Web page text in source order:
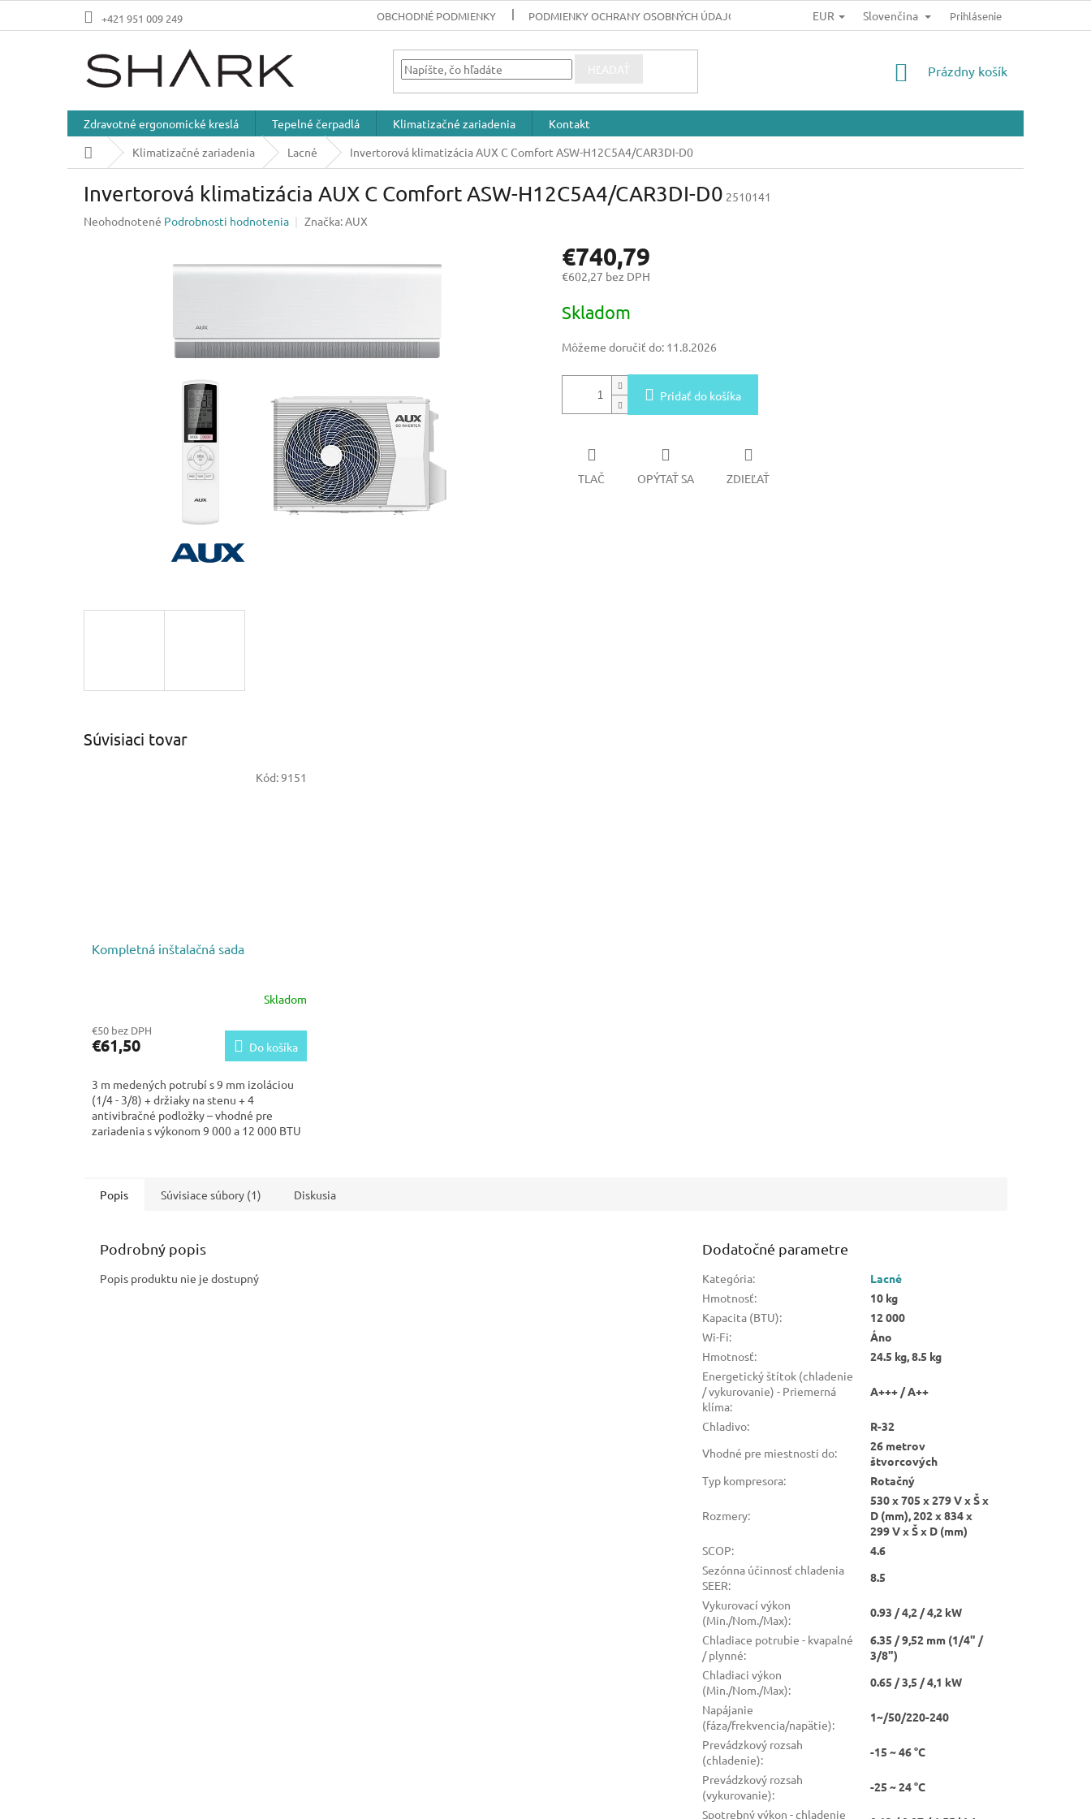
+421 951 009 249 OBCHODNÉ PODMIENKY PODMIENKY OCHRANY OSOBNÝCH ÚDAJOV EUR Slovenčina Prihlásenie
NÁKUPNÝ
Prázdny košík
Zdravotné ergonomické kreslá Tepelné čerpadlá Klimatizačné zariadenia
Kontakt
DomovKlimatizačné zariadenia Lacné Invertorová klimatizácia AUX C Comfort ASW-H12C5A4/CAR3DI-D0
Invertorová klimatizácia AUX C Comfort ASW-H12C5A4/CAR3DI-D0 2510141
Priemerné
Neohodnotené Podrobnosti hodnotenia Značka:AUX
€740,79
€602,27 bez DPH
cena:
Skladom
Môžeme doručiť do: 11.8.2026
Pridať do košíka
TLAČ OPÝTAŤ SA ZDIEĽAŤ
Súvisiaci tovar
Kompletná inštalačná sada
Skladom
€50 bez DPH
€61,50 Do košíka
3 m medených potrubí s 9 mm izoláciou
(1/4 - 3/8) + držiaky na stenu + 4
antivibračné podložky – vhodné pre
zariadenia s výkonom 9 000 a 12 000 BTU
Kód:9151
Popis Súvisiace súbory (1) Diskusia
Podrobný popis
Popis produktu nie je dostupný
Dodatočné parametre
Kategória:
Lacné
Hmotnosť:
10 kg
Kapacita (BTU):
12 000
Wi-Fi:
Áno
Hmotnosť:
24.5 kg, 8.5 kg
Energetický štítok (chladenie
/ vykurovanie) - Priemerná
klíma:
A+++ / A++
Chladivo:
R-32
Vhodné pre miestnosti do:
26 metrov
štvorcových
Typ kompresora: Rotačný
Rozmery:
530 x 705 x 279 V x Š x
D (mm), 202 x 834 x
299 V x Š x D (mm)
SCOP:
4.6
Sezónna účinnosť chladenia
SEER:
8.5
Vykurovací výkon
(Min./Nom./Max):
0.93 / 4,2 / 4,2 kW
Chladiace potrubie - kvapalné
/ plynné:
6.35 / 9,52 mm (1/4" /
3/8")
Chladiaci výkon
(Min./Nom./Max):
0.65 / 3,5 / 4,1 kW
Napájanie
(fáza/frekvencia/napätie):
1~/50/220-240
Prevádzkový rozsah
(chladenie):
-15 ~ 46 °C
Prevádzkový rozsah
(vykurovanie):
-25 ~ 24 °C
Spotrebný výkon - chladenie